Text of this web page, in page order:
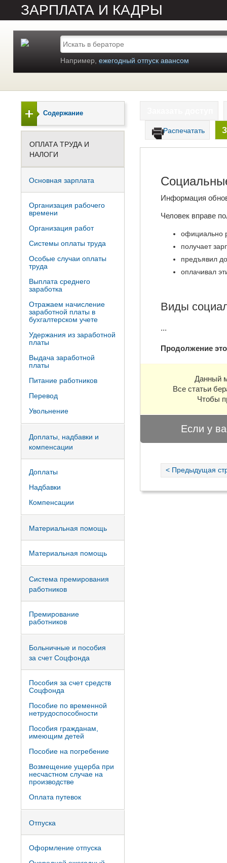
ЗАРПЛАТА И КАДРЫ
Например, ежегодный отпуск авансом
Распечатать
Информация
Человек вправе
официально
получает
предъявил
оплачивал
Виды
...
Продолжение
Данный
Все статьи
Чтобы
Если у
< Предыдущая
Содержание
ОПЛАТА ТРУДА И
НАЛОГИ
Основная зарплата
Организация рабочего
времени
Организация работ
Системы оплаты труда
Особые случаи оплаты
труда
Выплата среднего
заработка
Отражаем начисление
заработной платы в
бухгалтерском учете
Удержания из заработной
платы
Выдача заработной
платы
Питание работников
Перевод
Увольнение
Доплаты, надбавки и
компенсации
Доплаты
Надбавки
Компенсации
Материальная помощь
Материальная помощь
Система премирования
работников
Премирование
работников
Больничные и пособия
за счет Соцфонда
Пособия за счет средств
Соцфонда
Пособие по временной
нетрудоспособности
Пособия гражданам,
имеющим детей
Пособие на погребение
Возмещение ущерба при
несчастном случае на
производстве
Оплата путевок
Отпуска
Оформление отпуска